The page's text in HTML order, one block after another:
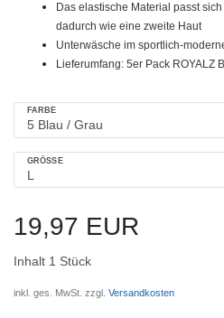
Das elastische Material passt
dadurch wie eine zweite Haut
Unterwäsche im sportlich-
Lieferumfang: 5er Pack ROYALZ
FARBE
GRÖSSE
19,97 EUR
Inhalt 1 Stück
inkl. ges. MwSt. zzgl. Versandkosten